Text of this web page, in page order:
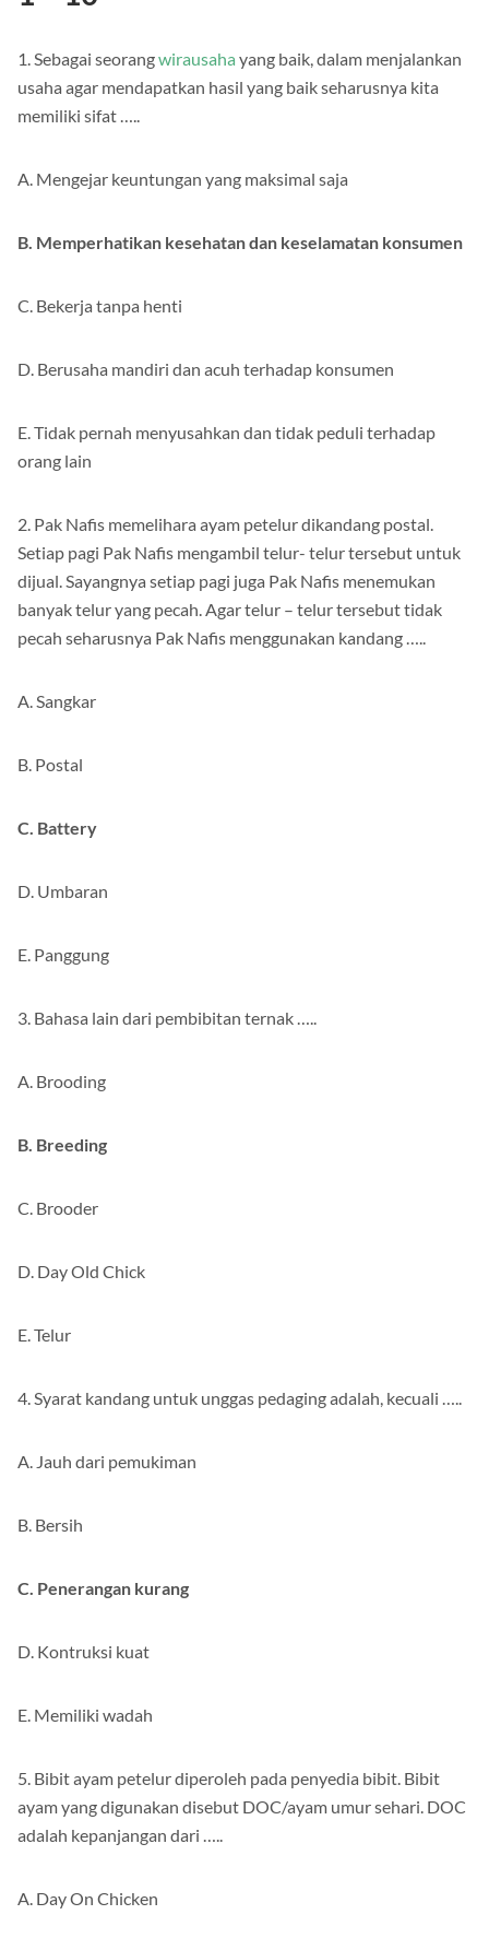
1. Sebagai seorangwirausaha yang baik, dalam menjalankan
usaha agar mendapatkan hasil yang baik seharusnya kita
memiliki sifat …..
A. Mengejar keuntungan yang maksimal saja
B. Memperhatikan kesehatan dan keselamatan konsumen
C. Bekerja tanpa henti
D. Berusaha mandiri dan acuh terhadap konsumen
E. Tidak pernah menyusahkan dan tidak peduli terhadap
orang lain
2. Pak Nafis memelihara ayam petelur dikandang postal.
Setiap pagi Pak Nafis mengambil telur- telur tersebut untuk
dijual. Sayangnya setiap pagi juga Pak Nafis menemukan
banyak telur yang pecah. Agar telur – telur tersebut tidak
pecah seharusnya Pak Nafis menggunakan kandang …..
A. Sangkar
B. Postal
C. Battery
D. Umbaran
E. Panggung
3. Bahasa lain dari pembibitan ternak …..
A. Brooding
B. Breeding
C. Brooder
D. Day Old Chick
E. Telur
4. Syarat kandang untuk unggas pedaging adalah, kecuali …..
A. Jauh dari pemukiman
B. Bersih
C. Penerangan kurang
D. Kontruksi kuat
E. Memiliki wadah
5. Bibit ayam petelur diperoleh pada penyedia bibit. Bibit
ayam yang digunakan disebut DOC/ayam umur sehari. DOC
adalah kepanjangan dari …..
A. Day On Chicken